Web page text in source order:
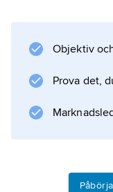
plastvaror
Objektiv
Prova det,